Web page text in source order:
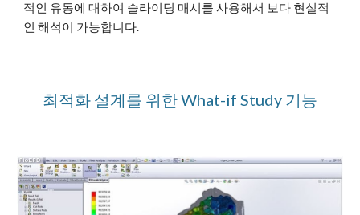
적인 유동에 대하여 슬라이딩 매시를 사용해서 보다 현실적
인 해석이 가능합니다.
최적화 설계를 위한 What-if Study 기능